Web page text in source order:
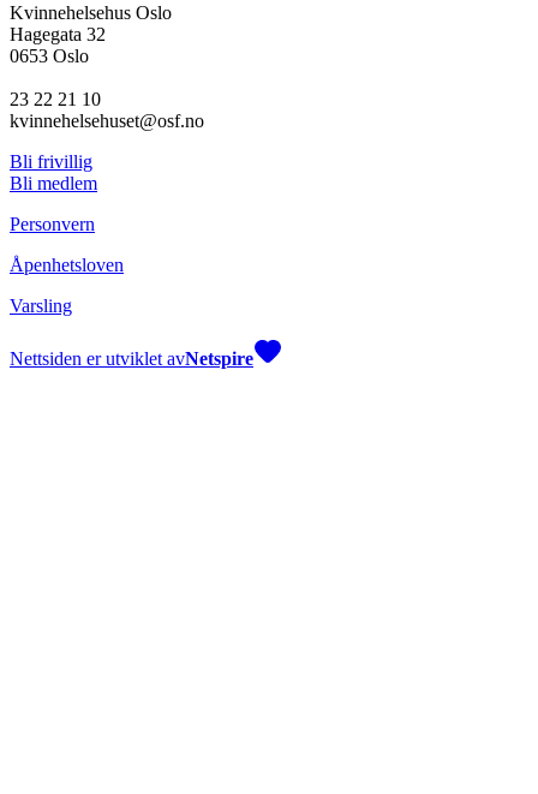
Kvinnehelsehus Oslo
Hagegata 32
0653 Oslo
23 22 21 10
kvinnehelsehuset@osf.no
Bli frivillig
Bli medlem
Personvern
Åpenhetsloven
Varsling
Nettsiden er utviklet avNetspire